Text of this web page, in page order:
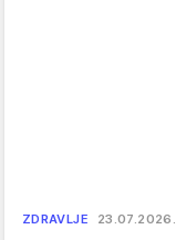
ZDRAVLJE 23.07.2026.